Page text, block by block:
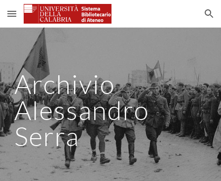
Skip to main content Skip to navigation
Archivio
Alessandro
Serra